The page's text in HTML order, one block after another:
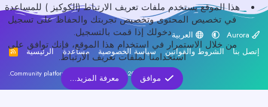
العربية
إتصل بنا
الشروط والقوانين سياسة الخصوصية مساعدة الرئيسية
R
S
Community platform by XenForo © 2010-2026 XenForo Ltd.
هذا الموقع يستخدم ملفات تعريف الارتباط (الكوكيز ) للمساعدة
في تخصيص المحتوى وتخصيص تجربتك والحفاظ على تسجيل
دخولك إذا قمت بالتسجيل.
من خلال الاستمرار في استخدام هذا الموقع، فإنك توافق على
استخدامنا لملفات تعريف الارتباط.
موافق معرفة المزيد…